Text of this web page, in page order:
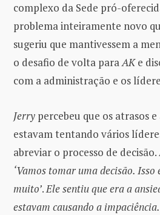
complexo da Sede pró-
problema inteiramente novo
sugeriu que mantivessem a
o desafio de volta paraAKe
com a administração e os
Jerry percebeu que os atrasos
estavam tentando vários
abreviar o processo de
‘Vamos tomar uma decisão.
muito’.Ele sentiu que era a
estavam causando a